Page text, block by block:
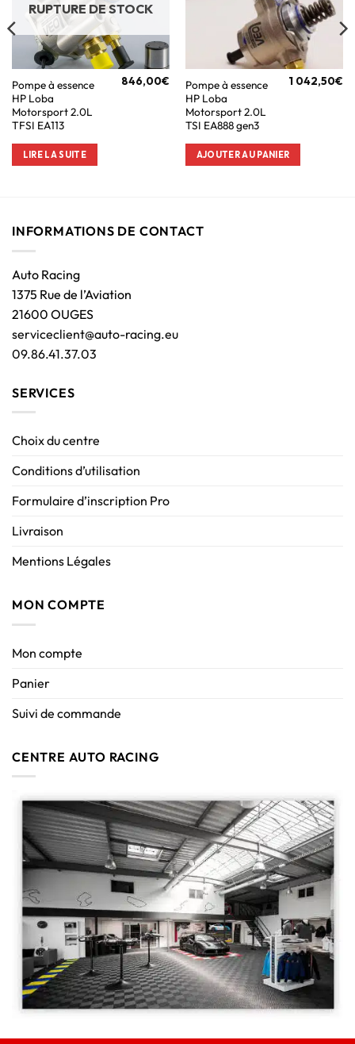
RUPTURE DE STOCK
Pompe à essence
HP Loba
Motorsport 2.0L
TFSI EA113
846,00€
LIRE LA SUITE
Pompe à essence
HP Loba
Motorsport 2.0L
TSI EA888 gen3
1 042,50€
AJOUTER AU PANIER
INFORMATIONS DE CONTACT
Auto Racing
1375 Rue de l’Aviation
21600 OUGES
serviceclient@auto-racing.eu
09.86.41.37.03
SERVICES
Choix du centre
Conditions d’utilisation
Formulaire d’inscription Pro
Livraison
Mentions Légales
MON COMPTE
Mon compte
Panier
Suivi de commande
CENTRE AUTO RACING